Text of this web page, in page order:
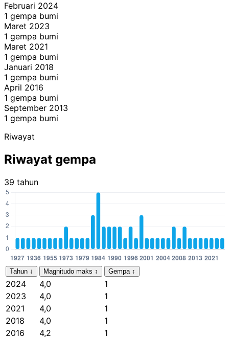
Februari 2024
1 gempa bumi
Maret 2023
1 gempa bumi
Maret 2021
1 gempa bumi
Januari 2018
1 gempa bumi
April 2016
1 gempa bumi
September 2013
1 gempa bumi
Riwayat
Riwayat gempa
39 tahun
Tahun ↓ Magnitudo maks ↕ Gempa ↕
2024 4,0
1
2023
4,0
1
2021
4,0
1
2018
4,0
1
2016
4,2
1